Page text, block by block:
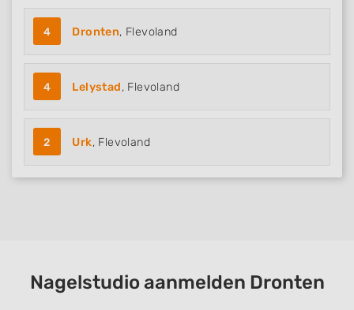
4 Dronten, Flevoland
4 Lelystad, Flevoland
2 Urk, Flevoland
Nagelstudio aanmelden Dronten